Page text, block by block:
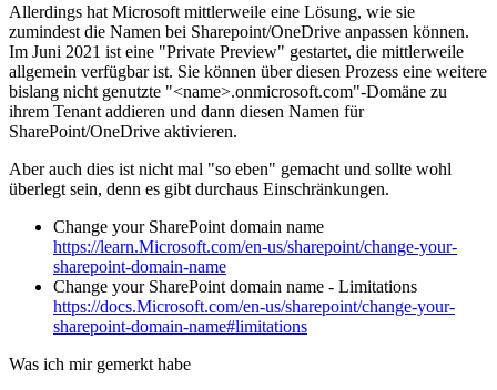
Allerdings hat Microsoft mittlerweile eine Lösung, wie sie
zumindest die Namen bei Sharepoint/OneDrive anpassen können.
Im Juni 2021 ist eine "Private Preview" gestartet, die mittlerweile
allgemein verfügbar ist. Sie können über diesen Prozess eine weitere
bislang nicht genutzte "<name>.onmicrosoft.com"-Domäne zu
ihrem Tenant addieren und dann diesen Namen für
SharePoint/OneDrive aktivieren.
Aber auch dies ist nicht mal "so eben" gemacht und sollte wohl
überlegt sein, denn es gibt durchaus Einschränkungen.
Change your SharePoint domain name
https://learn.Microsoft.com/en-us/sharepoint/change-your-
sharepoint-domain-name
Change your SharePoint domain name - Limitations
https://docs.Microsoft.com/en-us/sharepoint/change-your-
sharepoint-domain-name#limitations
Was ich mir gemerkt habe